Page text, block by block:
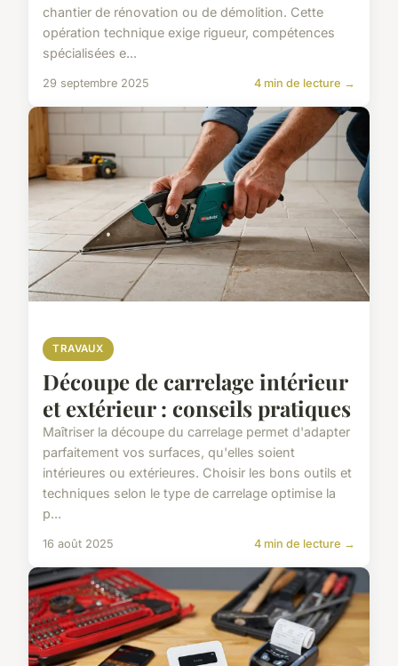
chantier de rénovation ou de démolition. Cette
opération technique exige rigueur, compétences
spécialisées e...
29 septembre 2025 4 min de lecture →
TRAVAUX
Découpe de carrelage intérieur
et extérieur : conseils pratiques
Maîtriser la découpe du carrelage permet d'adapter
parfaitement vos surfaces, qu'elles soient
intérieures ou extérieures. Choisir les bons outils et
techniques selon le type de carrelage optimise la
p...
16 août 2025 4 min de lecture →